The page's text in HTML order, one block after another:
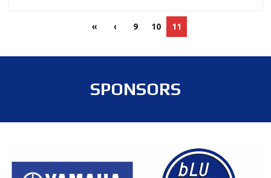
« ‹ 9 10 11
SPONSORS